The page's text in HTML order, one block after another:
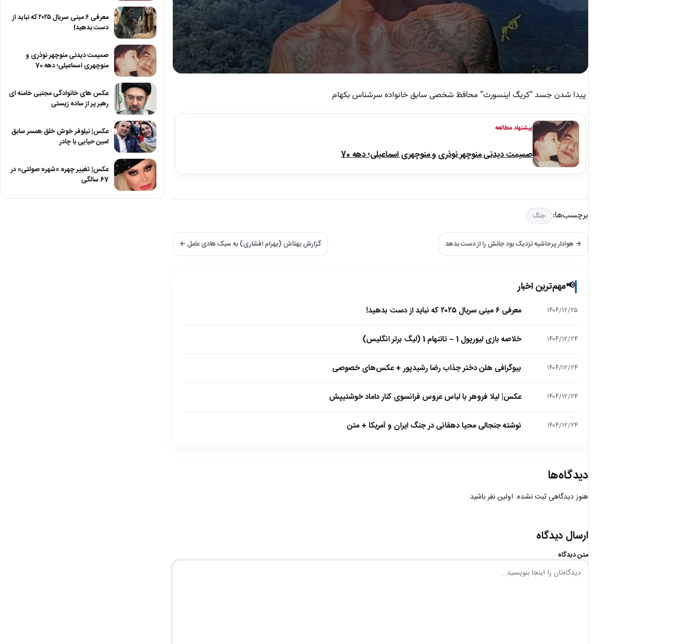
90%
پیدا شدن جسد “کریگ اینسورث” محافظ شخصی سابق خانواده سرشناس بکهام
پیشنهاد مطالعه
صمیمت دیدنی منوچهر نوذری و منوچهری اسماعیلی؛ دهه 70
برچسب‌ها: جنگ
→ هوادار پرحاشیه نزدیک بود جانش را از دست بدهد گزارش بهتاش (بهرام افشاری) به سبک هادی عامل ←
📢مهم‌ترین اخبار
۱۴۰۴/۱۲/۲۵ معرفی ۶ مینی سریال ۲۰۲۵ که نباید از دست بدهید!
۱۴۰۴/۱۲/۲۴ خلاصه بازی لیورپول 1 – تاتنهام 1 (لیگ برتر انگلیس)
۱۴۰۴/۱۲/۲۴ بیوگرافی هلن دختر جذاب رضا رشیدپور + عکس‌های خصوصی
۱۴۰۴/۱۲/۲۴ عکس| لیلا فروهر با لباس عروس فرانسوی کنار داماد خوشتیپش
۱۴۰۴/۱۲/۲۴ نوشته جنجالی محیا دهقانی در جنگ ایران و آمریکا + متن
دیدگاه‌ها
هنوز دیدگاهی ثبت نشده. اولین نفر باشید.
ارسال دیدگاه
متن دیدگاه
معرفی ۶ مینی سریال ۲۰۲۵ که نباید از
دست بدهید!
صمیمت دیدنی منوچهر نوذری و
منوچهری اسماعیلی؛ دهه 70
عکس های خانوادگی مجتبی خامنه ای
رهبر پر از ساده زیستی
عکس| نیلوفر خوش خلق همسر سابق
امین حیایی با چادر
عکس| تغییر چهره «شهره صولتی» در
67 سالگی